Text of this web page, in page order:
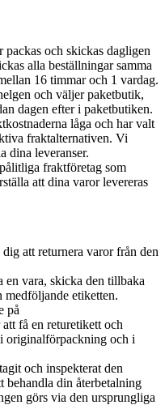
packas och skickas dagligen
alla beställningar samma
16 timmar och 1 vardag.
och väljer paketbutik,
dagen efter i paketbutiken.
låga och har valt
fraktalternativen. Vi
dina leveranser.
fraktföretag som
att dina varor levereras
att returnera varor från den
en vara, skicka den tillbaka
medföljande etiketten.
på
få en returetikett och
originalförpackning och i
och inspekterat den
behandla din återbetalning
görs via den ursprungliga